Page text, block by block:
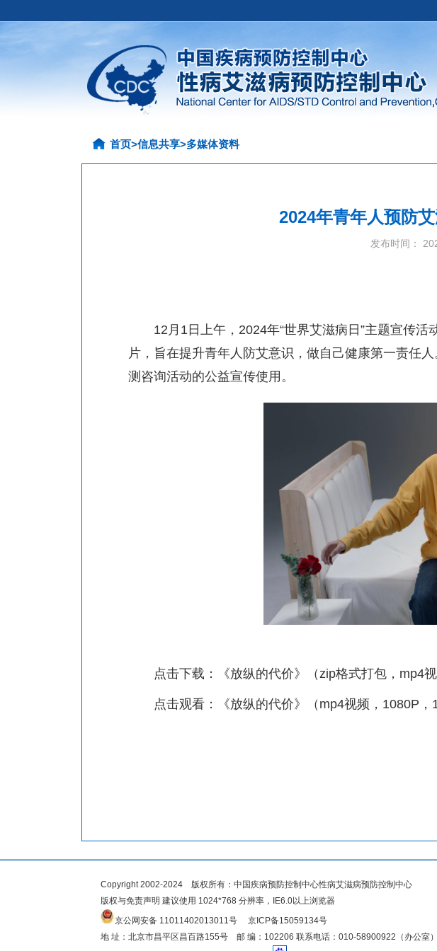
首页>信息共享>多媒体资料
2024年青年人预防
发布时间：
12 月 1 日上午， 2024年“世界艾滋病日”主题宣传
片，旨在提升青年人防艾意识，做自己健康第一责任
测咨询活动的公益宣传使用。
点击下载： 《放纵的代价》（zip格式打包， mp4
点击观看： 《放纵的代价》（ mp4视频， 1080P ，
Copyright 2002-2024 版权所有：中国疾病预防控制中心性病艾滋病预防控制中心
版权与免责声明 建议使用 1024*768 分辨率，IE6.0以上浏览器
京公网安备 11011402013011号
京ICP备15059134号
地 址：北京市昌平区昌百路155号 邮 编：102206 联系电话：010-58900922（办公室）